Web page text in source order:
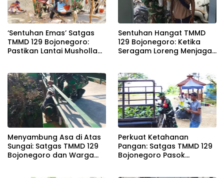
‘Sentuhan Emas’ Satgas
TMMD 129 Bojonegoro:
Pastikan Lantai Musholla
Sentuhan Hangat TMMD
129 Bojonegoro: Ketika
Seragam Loreng Menjaga
Menyambung Asa di Atas
Sungai: Satgas TMMD 129
Bojonegoro dan Warga
Perkuat Ketahanan
Pangan: Satgas TMMD 129
Bojonegoro Pasok